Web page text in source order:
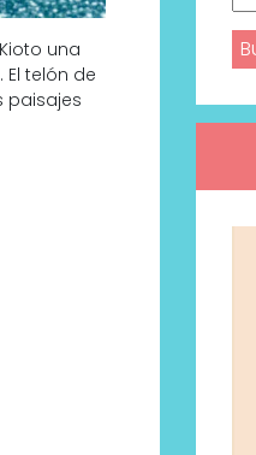
una
telón de
paisajes